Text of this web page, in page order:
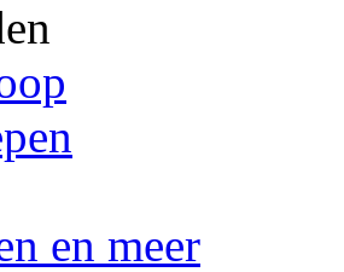
en meer